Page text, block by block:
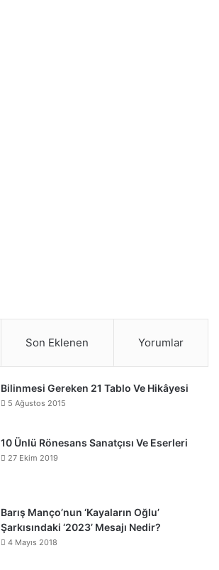
Son Eklenen Yorumlar
Bilinmesi Gereken 21 Tablo Ve Hikâyesi
5 Ağustos 2015
10 Ünlü Rönesans Sanatçısı Ve Eserleri
27 Ekim 2019
Barış Manço’nun ‘Kayaların Oğlu’
Şarkısındaki ‘2023’ Mesajı Nedir?
4 Mayıs 2018